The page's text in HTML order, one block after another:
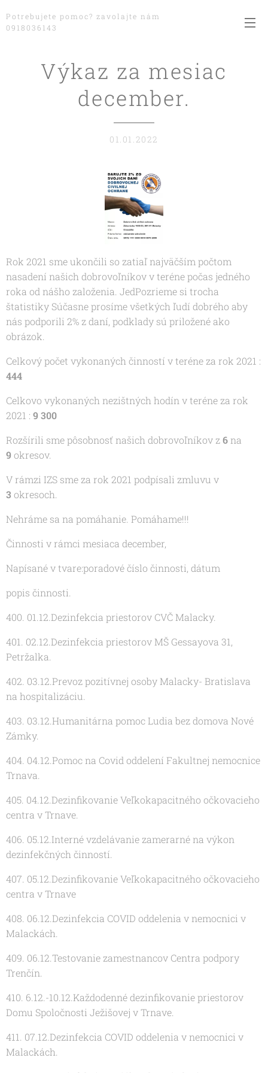
Potrebujete pomoc? zavolajte nám
0918036143
Výkaz za mesiac
december.
01.01.2022
Rok 2021 sme ukončili so zatiaľ najväčším počtom
nasadení našich dobrovoľníkov v teréne počas jedného
roka od nášho založenia. JedPozrieme si trocha
štatistiky Súčasne prosíme všetkých ľudí dobrého aby
nás podporili 2% z daní, podklady sú priložené ako
obrázok.
Celkový počet vykonaných činností v teréne za rok 2021 :
444
Celkovo vykonaných nezištných hodín v teréne za rok
2021 : 9 300
Rozšírili sme pôsobnosť našich dobrovoľníkov z6 na
9 okresov.
V rámzi IZS sme za rok 2021 podpísali zmluvu v
3 okresoch.
Nehráme sa na pomáhanie. Pomáhame!!!
Činnosti v rámci mesiaca december,
Napísané v tvare:poradové číslo činnosti, dátum
popis činnosti.
400. 01.12.Dezinfekcia priestorov CVČ Malacky.
401. 02.12.Dezinfekcia priestorov MŠ Gessayova 31,
Petržalka.
402. 03.12.Prevoz pozitívnej osoby Malacky- Bratislava
na hospitalizáciu.
403. 03.12.Humanitárna pomoc Ludia bez domova Nové
Zámky.
404. 04.12.Pomoc na Covid oddelení Fakultnej nemocnice
Trnava.
405. 04.12.Dezinfikovanie Veľkokapacitného očkovacieho
centra v Trnave.
406. 05.12.Interné vzdelávanie zamerarné na výkon
dezinfekčných činností.
407. 05.12.Dezinfikovanie Veľkokapacitného očkovacieho
centra v Trnave
408. 06.12.Dezinfekcia COVID oddelenia v nemocnici v
Malackách.
409. 06.12.Testovanie zamestnancov Centra podpory
Trenčín.
410. 6.12.-10.12.Každodenné dezinfikovanie priestorov
Domu Spoločnosti Ježišovej v Trnave.
411. 07.12.Dezinfekcia COVID oddelenia v nemocnici v
Malackách.